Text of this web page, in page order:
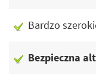
Bardzo
Bezpieczna